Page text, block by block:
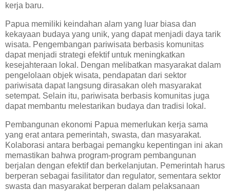
kerja baru.
Papua memiliki keindahan alam yang luar biasa dan
kekayaan budaya yang unik, yang dapat menjadi daya tarik
wisata. Pengembangan pariwisata berbasis komunitas
dapat menjadi strategi efektif untuk meningkatkan
kesejahteraan lokal. Dengan melibatkan masyarakat dalam
pengelolaan objek wisata, pendapatan dari sektor
pariwisata dapat langsung dirasakan oleh masyarakat
setempat. Selain itu, pariwisata berbasis komunitas juga
dapat membantu melestarikan budaya dan tradisi lokal.
Pembangunan ekonomi Papua memerlukan kerja sama
yang erat antara pemerintah, swasta, dan masyarakat.
Kolaborasi antara berbagai pemangku kepentingan ini akan
memastikan bahwa program-program pembangunan
berjalan dengan efektif dan berkelanjutan. Pemerintah harus
berperan sebagai fasilitator dan regulator, sementara sektor
swasta dan masyarakat berperan dalam pelaksanaan